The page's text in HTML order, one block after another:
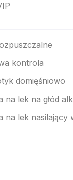
kontrola
domięśniowo
na lek na głód
na lek nasilający